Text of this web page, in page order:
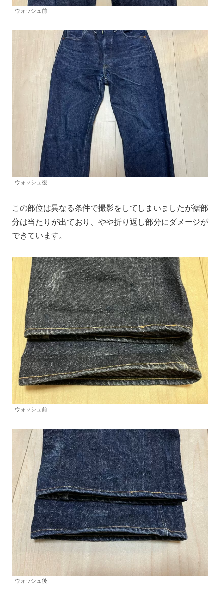
ウォッシュ前
ウォッシュ後
この部位は異なる条件で撮影をしてしまいましたが裾部
分は当たりが出ており、やや折り返し部分にダメージが
できています。
ウォッシュ前
ウォッシュ後